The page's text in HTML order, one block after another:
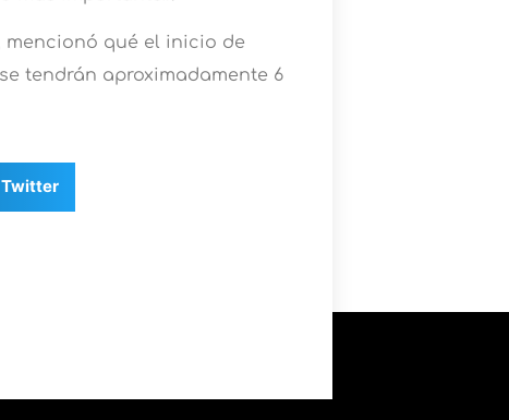
mencionó qué el inicio de
tendrán aproximadamente 6
Twitter